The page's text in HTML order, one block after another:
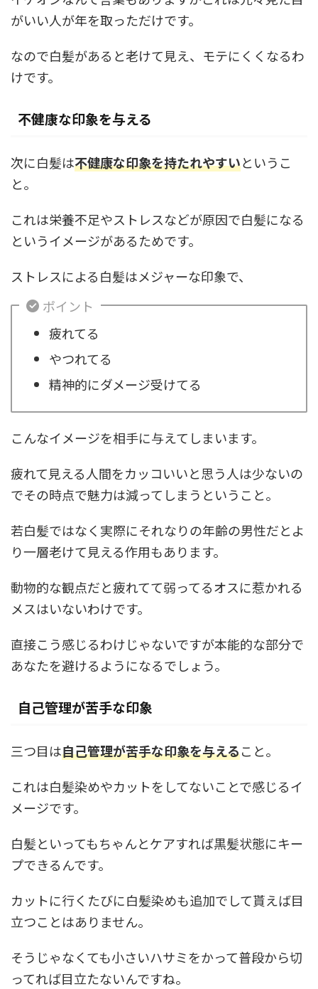
がいい人が年を取っただけです。
なので白髪があると老けて見え、モテにくくなるわ
けです。
不健康な印象を与える
次に白髪は不健康な印象を持たれやすいというこ
と。
これは栄養不足やストレスなどが原因で白髪になる
というイメージがあるためです。
ストレスによる白髪はメジャーな印象で、
ポイント
疲れてる
やつれてる
精神的にダメージ受けてる
こんなイメージを相手に与えてしまいます。
疲れて見える人間をカッコいいと思う人は少ないの
でその時点で魅力は減ってしまうということ。
若白髪ではなく実際にそれなりの年齢の男性だとよ
り一層老けて見える作用もあります。
動物的な観点だと疲れてて弱ってるオスに惹かれる
メスはいないわけです。
直接こう感じるわけじゃないですが本能的な部分で
あなたを避けるようになるでしょう。
自己管理が苦手な印象
三つ目は自己管理が苦手な印象を与えること。
これは白髪染めやカットをしてないことで感じるイ
メージです。
白髪といってもちゃんとケアすれば黒髪状態にキー
プできるんです。
カットに行くたびに白髪染めも追加でして貰えば目
立つことはありません。
そうじゃなくても小さいハサミをかって普段から切
ってれば目立たないんですね。